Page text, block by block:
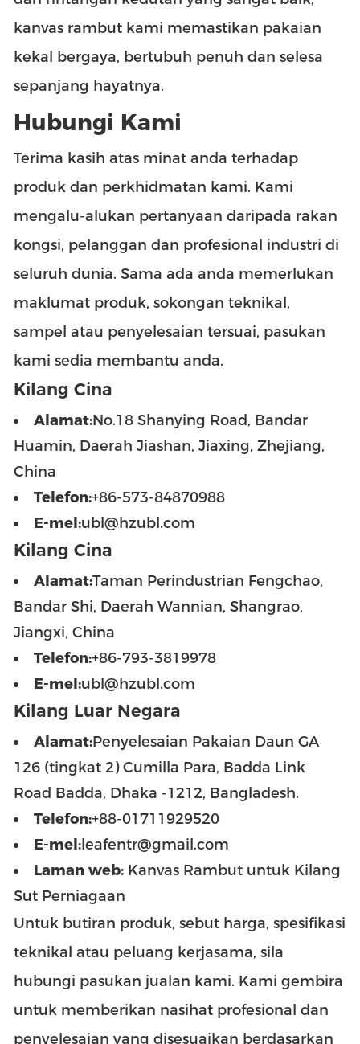
kanvas rambut kami memastikan pakaian
kekal bergaya, bertubuh penuh dan selesa
sepanjang hayatnya.
Hubungi Kami
Terima kasih atas minat anda terhadap
produk dan perkhidmatan kami. Kami
mengalu-alukan pertanyaan daripada rakan
kongsi, pelanggan dan profesional industri di
seluruh dunia. Sama ada anda memerlukan
maklumat produk, sokongan teknikal,
sampel atau penyelesaian tersuai, pasukan
kami sedia membantu anda.
Kilang Cina
Alamat:No.18 Shanying Road, Bandar
Huamin, Daerah Jiashan, Jiaxing, Zhejiang,
China
Telefon:+86-573-84870988
E-mel:ubl@hzubl.com
Kilang Cina
Alamat:Taman Perindustrian Fengchao,
Bandar Shi, Daerah Wannian, Shangrao,
Jiangxi, China
Telefon:+86-793-3819978
E-mel:ubl@hzubl.com
Kilang Luar Negara
Alamat:Penyelesaian Pakaian Daun GA
126 (tingkat 2) Cumilla Para, Badda Link
Road Badda, Dhaka -1212, Bangladesh.
Telefon:+88-01711929520
E-mel: leafentr@gmail.com
Laman web: Kanvas Rambut untuk Kilang
Sut Perniagaan
Untuk butiran produk, sebut harga, spesifikasi
teknikal atau peluang kerjasama, sila
hubungi pasukan jualan kami. Kami gembira
untuk memberikan nasihat profesional dan
penyelesaian yang disesuaikan berdasarkan